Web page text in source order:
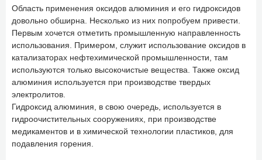
Область применения оксидов алюминия и его гидроксидов
довольно обширна. Несколько из них попробуем привести.
Первым хочется отметить промышленную направленность
использования. Примером, служит использование оксидов в
катализаторах нефтехимической промышленности, там
используются только высокочистые вещества. Также оксид
алюминия используется при производстве твердых
электролитов.
Гидроксид алюминия, в свою очередь, используется в
гидроочистительных сооружениях, при производстве
медикаментов и в химической технологии пластиков, для
подавления горения.